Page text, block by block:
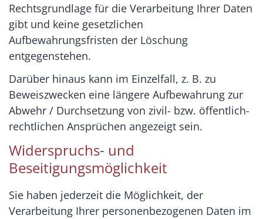
Rechtsgrundlage für die Verarbeitung Ihrer Daten
gibt und keine gesetzlichen
Aufbewahrungsfristen der Löschung
entgegenstehen.
Darüber hinaus kann im Einzelfall, z. B. zu
Beweiszwecken eine längere Aufbewahrung zur
Abwehr / Durchsetzung von zivil- bzw. öffentlich-
rechtlichen Ansprüchen angezeigt sein.
Widerspruchs- und
Beseitigungsmöglichkeit
Sie haben jederzeit die Möglichkeit, der
Verarbeitung Ihrer personenbezogenen Daten im